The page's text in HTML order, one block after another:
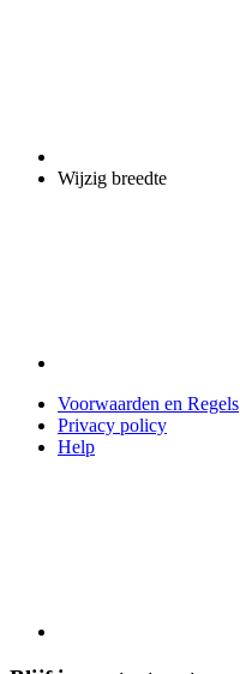
Wijzig breedte
Voorwaarden en Regels
Privacy policy
Help